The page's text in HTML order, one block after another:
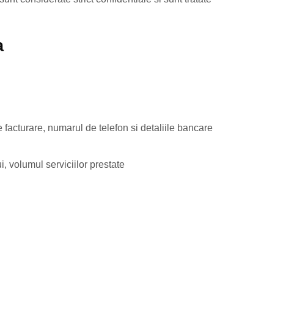
numarul de telefon si detaliile bancare
volumul serviciilor prestate